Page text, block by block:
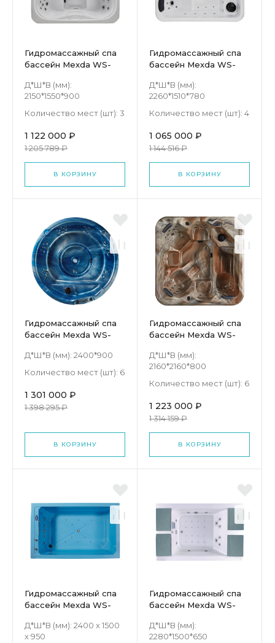
Гидромассажный спа
бассейн Mexda WS-
Д*Ш*В (мм):
2150*1550*900
Количество мест (шт): 3
1 122 000 ₽
1 205 789 ₽
В КОРЗИНУ
Гидромассажный спа
бассейн Mexda WS-
Д*Ш*В (мм):
2260*1510*780
Количество мест (шт): 4
1 065 000 ₽
1 144 516 ₽
В КОРЗИНУ
Гидромассажный спа
бассейн Mexda WS-
Д*Ш*В (мм): 2400*900
Количество мест (шт): 6
1 301 000 ₽
1 398 295 ₽
В КОРЗИНУ
Гидромассажный спа
бассейн Mexda WS-
Д*Ш*В (мм):
2160*2160*800
Количество мест (шт): 6
1 223 000 ₽
1 314 159 ₽
В КОРЗИНУ
Гидромассажный спа
бассейн Mexda WS-
Д*Ш*В (мм): 2400 x 1500
x 950
Гидромассажный спа
бассейн Mexda WS-
Д*Ш*В (мм):
2280*1500*650